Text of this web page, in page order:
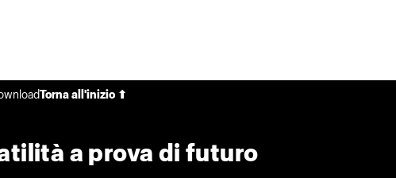
Torna all'inizio ⬆
a prova di futuro